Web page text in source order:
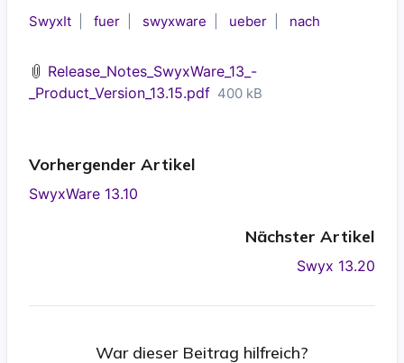
SwyxIt fuer swyxware ueber nach
Release_Notes_SwyxWare_13_-
_Product_Version_13.15.pdf 400 kB
Vorhergender Artikel
SwyxWare 13.10
Nächster Artikel
Swyx 13.20
War dieser Beitrag hilfreich?